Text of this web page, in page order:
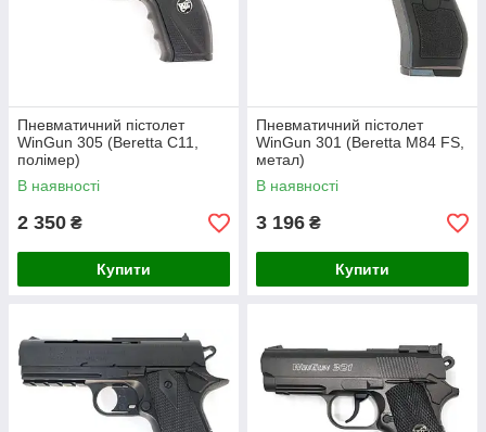
Пневматичний пістолет
WinGun 305 (Beretta C11,
полімер)
В наявності
2 350 ₴
Купити
Пневматичний пістолет
WinGun 301 (Beretta M84 FS,
метал)
В наявності
3 196 ₴
Купити